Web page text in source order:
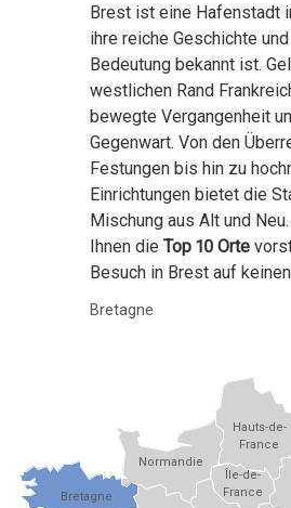
Brest ist eine Hafenstadt
ihre reiche Geschichte
Bedeutung bekannt ist.
westlichen Rand
bewegte Vergangenheit
Gegenwart. Von den
Festungen bis hin zu
Einrichtungen bietet die
Mischung aus Alt und
Ihnen dieTop 10 Orte
Besuch in Brest auf
Bretagne
Île-de-
France
Hauts-de-
France
Normandie
Bretagne